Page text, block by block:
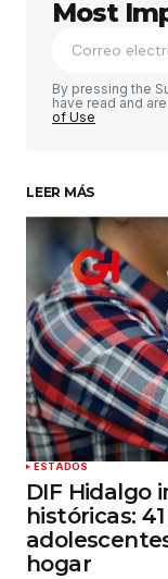
publicada.
marcados
Comentario *
Su nombre*
Tu correo
Guardar
web en
haga un
Enviar
Most
By pressing the
have read and
of Use
LEER MÁS
ESTADOS
DIF Hidalgo
históricas:
hogar